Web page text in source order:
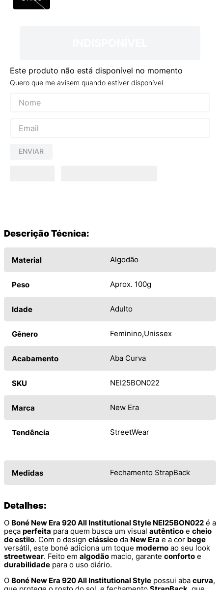
Este produto não está disponível no momento
Quero que me avisem quando estiver disponível
ENVIAR
Descrição Técnica:
Material Algodão
Peso Aprox. 100g
Idade Adulto
Gênero Feminino Unissex
Acabamento Aba Curva
SKU NEI25BON022
Marca New Era
Tendência StreetWear
Medidas Fechamento StrapBack
Detalhes:
O Boné New Era 920 All Institutional Style NEI25BON022 é a
peça perfeita para quem busca um visual autêntico e cheio
de estilo. Com o design clássico da New Era e a cor bege
versátil, este boné adiciona um toque moderno ao seu look
streetwear. Feito em algodão macio, garante conforto e
durabilidade para o uso diário.
O Boné New Era 920 All Institutional Style possui aba curva,
VEJA COUNTRY